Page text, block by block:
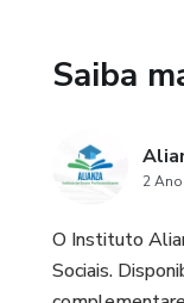
Saiba
2
O Instituto
Sociais.